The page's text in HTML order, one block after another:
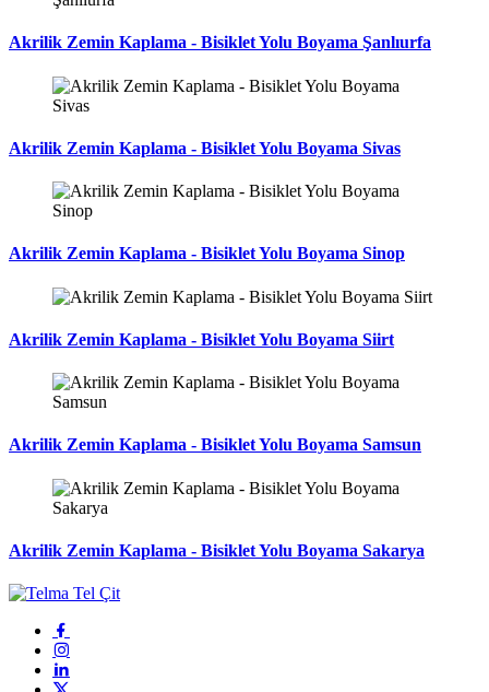
Akrilik Zemin Kaplama - Bisiklet Yolu Boyama Şanlıurfa
Akrilik Zemin Kaplama - Bisiklet Yolu Boyama Sivas
Akrilik Zemin Kaplama - Bisiklet Yolu Boyama Sinop
Akrilik Zemin Kaplama - Bisiklet Yolu Boyama Siirt
Akrilik Zemin Kaplama - Bisiklet Yolu Boyama Samsun
Akrilik Zemin Kaplama - Bisiklet Yolu Boyama Sakarya